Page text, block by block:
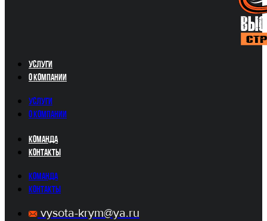
Услуги
О компании
Услуги
О компании
Команда
Контакты
Команда
Контакты
vysota-krym@ya.ru